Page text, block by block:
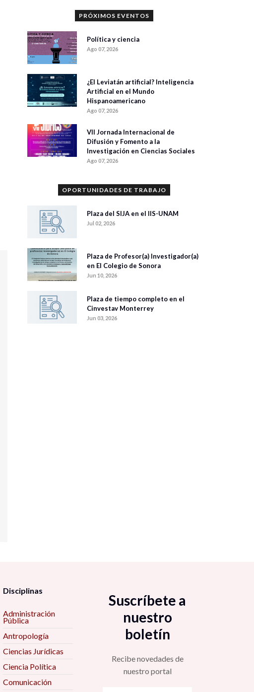
PRÓXIMOS EVENTOS
Política y ciencia
Ago 07, 2026
¿El Leviatán artificial? Inteligencia
Artificial en el Mundo
Hispanoamericano
Ago 07, 2026
VII Jornada Internacional de
Difusión y Fomento a la
Investigación en Ciencias Sociales
Ago 07, 2026
OPORTUNIDADES DE TRABAJO
Plaza del SIJA en el IIS-UNAM
Jul 02, 2026
Plaza de Profesor(a) Investigador(a)
en El Colegio de Sonora
Jun 10, 2026
Plaza de tiempo completo en el
Cinvestav Monterrey
Jun 03, 2026
Disciplinas
Administración
Pública
Antropología
Ciencias Jurídicas
Ciencia Política
Comunicación
Suscríbete a
nuestro
boletín
Recibe novedades de
nuestro portal